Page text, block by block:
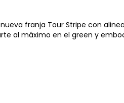
nueva franja Tour Stripe con
al máximo en el green y